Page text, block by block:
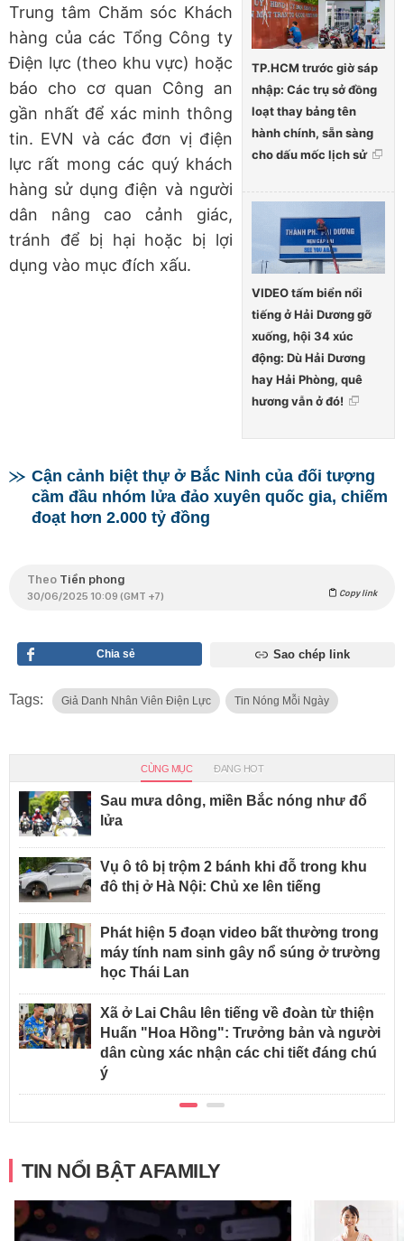
TP.HCM trước giờ sáp
nhập: Các trụ sở đồng
loạt thay bảng tên
hành chính, sẵn sàng
cho dấu mốc lịch sử
VIDEO tấm biển nổi
tiếng ở Hải Dương gỡ
xuống, hội 34 xúc
động: Dù Hải Dương
hay Hải Phòng, quê
hương vẫn ở đó!
Trung tâm Chăm sóc Khách
hàng của các Tổng Công ty
Điện lực (theo khu vực) hoặc
báo cho cơ quan Công an
gần nhất để xác minh thông
tin. EVN và các đơn vị điện
lực rất mong các quý khách
hàng sử dụng điện và người
dân nâng cao cảnh giác,
tránh để bị hại hoặc bị lợi
dụng vào mục đích xấu.
Cận cảnh biệt thự ở Bắc Ninh của đối tượng
cầm đầu nhóm lửa đảo xuyên quốc gia, chiếm
đoạt hơn 2.000 tỷ đồng
Theo Tiền phong
30/06/2025 10:09 (GMT +7) Copy link
Chia sẻ Sao chép link
Tags: Giả Danh Nhân Viên Điện Lực Tin Nóng Mỗi Ngày
CÙNG MỤC ĐANG HOT
Sau mưa dông, miền Bắc nóng như đổ
lửa
Vụ ô tô bị trộm 2 bánh khi đỗ trong khu
đô thị ở Hà Nội: Chủ xe lên tiếng
Phát hiện 5 đoạn video bất thường trong
máy tính nam sinh gây nổ súng ở trường
học Thái Lan
Xã ở Lai Châu lên tiếng về đoàn từ thiện
Huấn "Hoa Hồng": Trưởng bản và người
dân cùng xác nhận các chi tiết đáng chú
ý
TIN NỔI BẬT AFAMILY